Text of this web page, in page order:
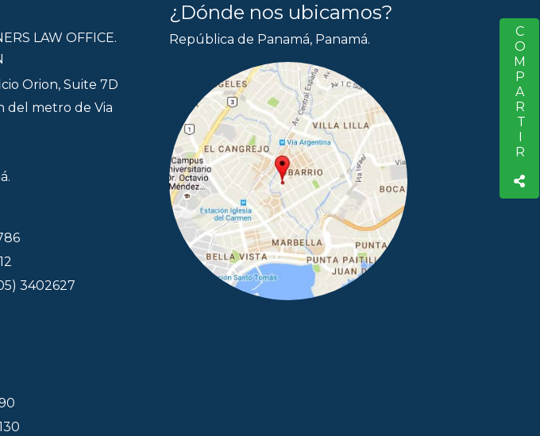
COMPARTIR
LAW OFFICE.
Orion, Suite 7D
del metro de Via
3402627
¿Dónde nos ubicamos?
República de Panamá, Panamá.